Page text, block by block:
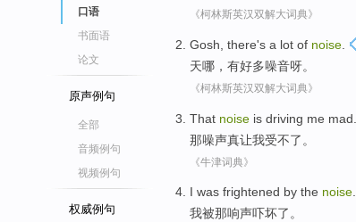
口语
书面语
论文
原声例句
全部
音频例句
视频例句
权威例句
《柯林斯英汉双解大词典》
Gosh there's a lot of noise
天哪， 有好多噪音呀。
《柯林斯英汉双解大词典》
That noise is driving me mad
那噪声真让我受不了 。
《牛津词典》
I was frightened by the noise.
我被那响声吓坏了。